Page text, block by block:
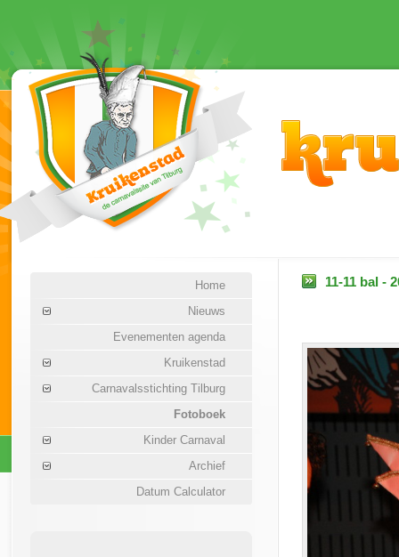
Home
Nieuws
Evenementen agenda
Kruikenstad
Carnavalsstichting Tilburg
Fotoboek
Kinder Carnaval
Archief
Datum Calculator
11-11 bal -